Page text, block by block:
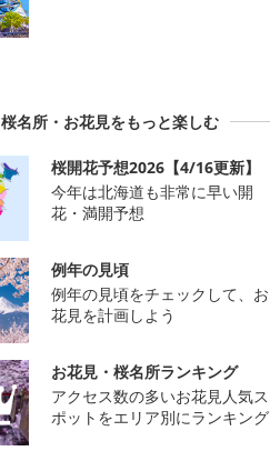
桜名所・お花見をもっと楽しむ
桜開花予想2026【4/16更新】
今年は北海道も非常に早い開
花・満開予想
例年の見頃
例年の見頃をチェックして、お
花見を計画しよう
お花見・桜名所ランキング
アクセス数の多いお花見人気ス
ポットをエリア別にランキング